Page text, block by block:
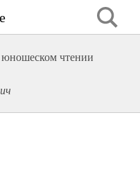
юношеском чтении